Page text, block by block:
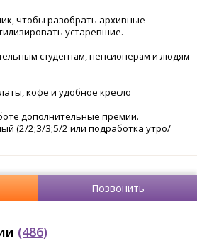
чтобы разобрать архивные
устаревшие.
студентам, пенсионерам и людям
кофе и удобное кресло
дополнительные премии.
(2/2;3/3;5/2 или подработка утро/
Позвонить
(486)